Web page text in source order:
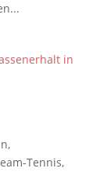
,
Tennis,